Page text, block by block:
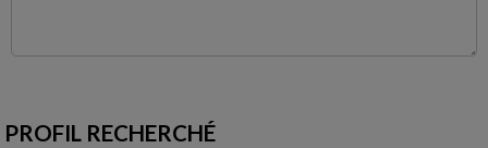
PROFIL RECHERCHÉ